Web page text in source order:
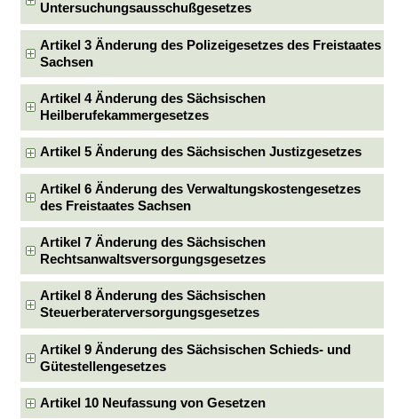
Untersuchungsausschußgesetzes
Artikel 3 Änderung des Polizeigesetzes des Freistaates
Sachsen
Artikel 4 Änderung des Sächsischen
Heilberufekammergesetzes
Artikel 5 Änderung des Sächsischen Justizgesetzes
Artikel 6 Änderung des Verwaltungskostengesetzes
des Freistaates Sachsen
Artikel 7 Änderung des Sächsischen
Rechtsanwaltsversorgungsgesetzes
Artikel 8 Änderung des Sächsischen
Steuerberaterversorgungsgesetzes
Artikel 9 Änderung des Sächsischen Schieds- und
Gütestellengesetzes
Artikel 10 Neufassung von Gesetzen